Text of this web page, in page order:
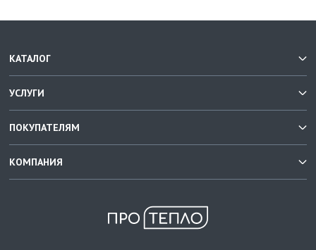
КАТАЛОГ
УСЛУГИ
ПОКУПАТЕЛЯМ
КОМПАНИЯ